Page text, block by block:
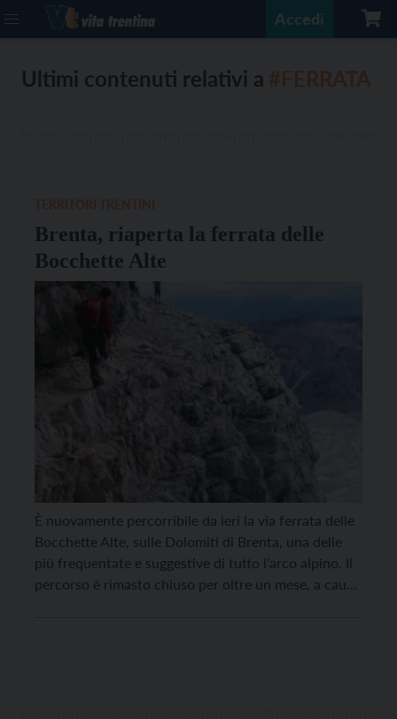
Accedi
Ultimi contenuti relativi a
Brenta, riaperta la ferrata delle
Bocchette Alte
È nuovamente percorribile da ieri la via ferrata delle
Bocchette Alte, sulle Dolomiti di Brenta, una delle
più frequentate e suggestive di tutto l’arco alpino. Il
percorso è rimasto chiuso per oltre un mese, a causa